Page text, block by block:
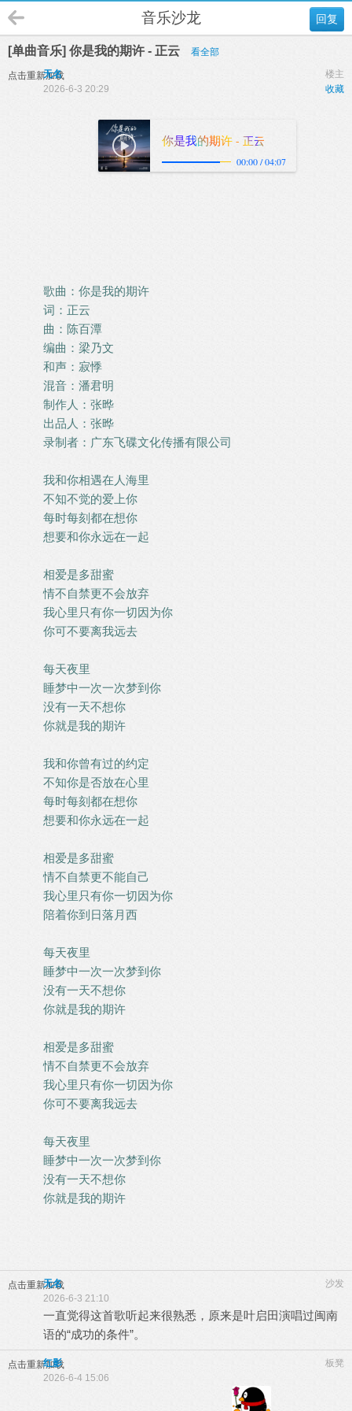
回复
音乐沙龙
[单曲音乐] 你是我的期许 - 正云 看全部
点击重新加载 楼主
无名
收藏
2026-6-3 20:29
歌曲：你是我的期许
词：正云
曲：陈百潭
编曲：梁乃文
和声：寂悸
混音：潘君明
制作人：张晔
出品人：张晔
录制者：广东飞碟文化传播有限公司
我和你相遇在人海里
不知不觉的爱上你
每时每刻都在想你
想要和你永远在一起
相爱是多甜蜜
情不自禁更不会放弃
我心里只有你一切因为你
你可不要离我远去
每天夜里
睡梦中一次一次梦到你
没有一天不想你
你就是我的期许
我和你曾有过的约定
不知你是否放在心里
每时每刻都在想你
想要和你永远在一起
相爱是多甜蜜
情不自禁更不能自己
我心里只有你一切因为你
陪着你到日落月西
每天夜里
睡梦中一次一次梦到你
没有一天不想你
你就是我的期许
相爱是多甜蜜
情不自禁更不会放弃
我心里只有你一切因为你
你可不要离我远去
每天夜里
睡梦中一次一次梦到你
没有一天不想你
你就是我的期许
点击重新加载 沙发
无名
2026-6-3 21:10
一直觉得这首歌听起来很熟悉，原来是叶启田演唱过闽南
语的“成功的条件”。
点击重新加载 板凳
红影
2026-6-4 15:06